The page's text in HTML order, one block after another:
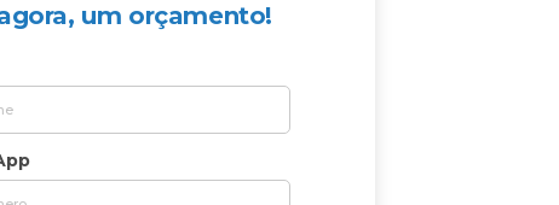
um orçamento!